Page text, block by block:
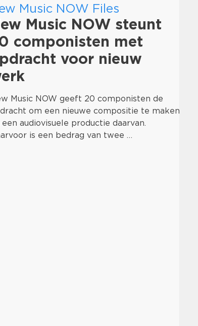
Music NOW Files
Music NOW steunt
componisten met
voor nieuw
Music NOW geeft 20 componisten de
om een nieuwe compositie te maken
een audiovisuele productie daarvan.
is een bedrag van twee …